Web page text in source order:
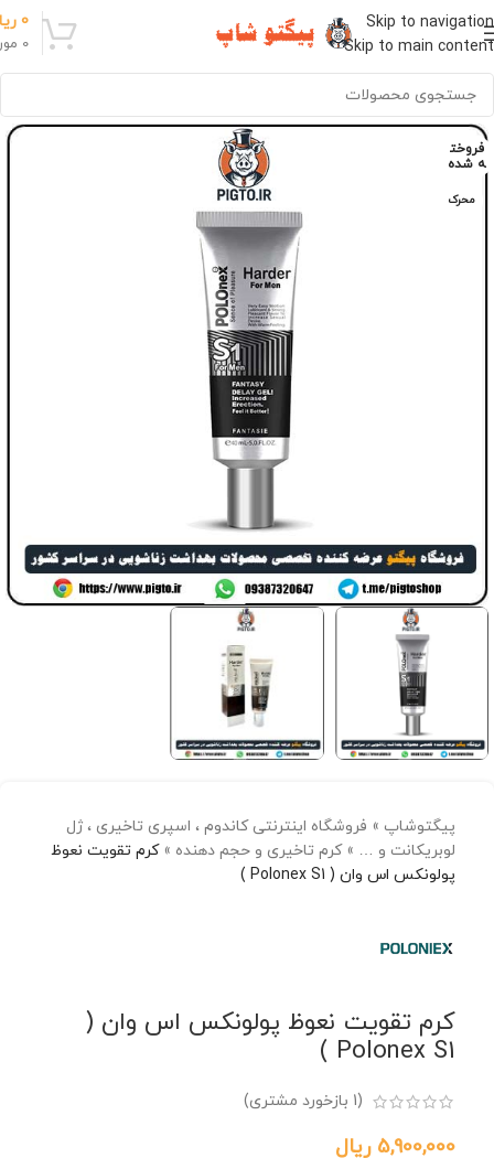
Skip to navigation
Skip to main content
0
0
فروخت
ه شده
محرک
پیگتوشاپ » فروشگاه اینترنتی کاندوم ، اسپری تاخیری ، ژل
لوبریکانت و … »کرم تاخیری و حجم دهنده »کرم تقویت نعوظ
پولونکس اس وان ( Polonex S1 )
کرم تقویت نعوظ پولونکس اس وان (
Polonex S1 )
(
1 بازخورد مشتری)
5,900,000 ریال